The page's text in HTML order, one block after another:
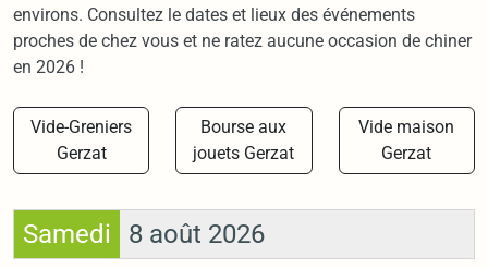
environs. Consultez le dates et lieux des événements
proches de chez vous et ne ratez aucune occasion de chiner
en 2026 !
Vide-Greniers
Gerzat
Bourse aux
jouets Gerzat
Vide maison
Gerzat
Samedi 8 août 2026